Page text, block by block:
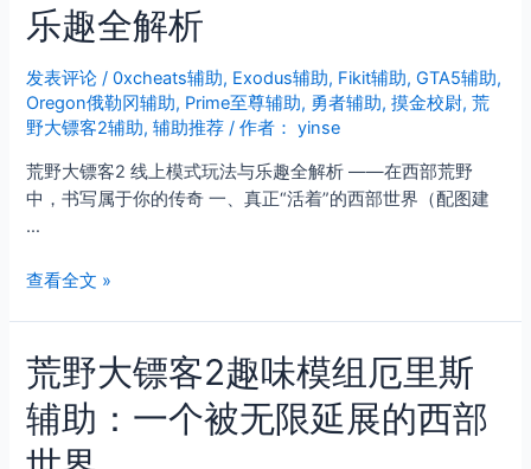
乐趣全解析
发表评论 /0xcheats辅助, Exodus辅助, Fikit辅助,GTA5辅助,
Oregon俄勒冈辅助, Prime至尊辅助, 勇者辅助,摸金校尉,荒
野大镖客2辅助,辅助推荐 / 作者： yinse
荒野大镖客2 线上模式玩法与乐趣全解析 ——在西部荒野
中，书写属于你的传奇 一、真正“活着”的西部世界（配图建
…
荒
镖
客
2
线
查看全文 »
荒野大镖客2趣味模组厄里斯
辅助：一个被无限延展的西部